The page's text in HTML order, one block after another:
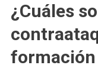
¿Cuáles